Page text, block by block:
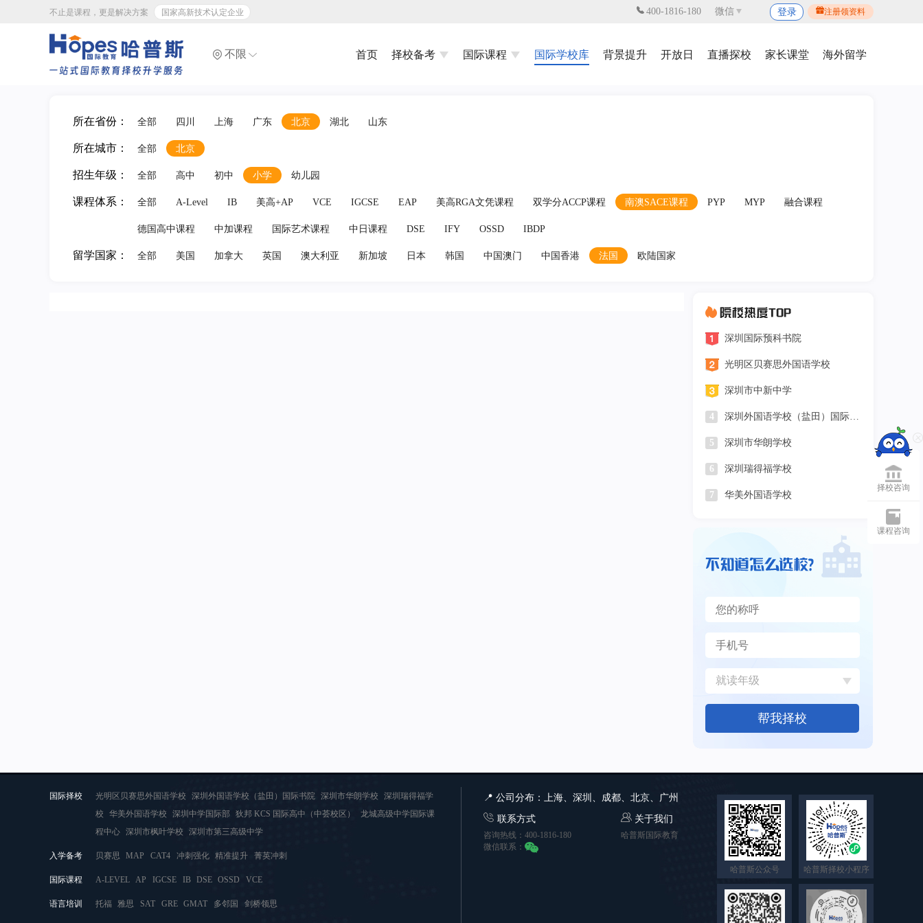
不止是课程，更是解决方案 国家高新技术认定企业 400-1816-180 微信 登录 注册领资料
不限 首页 择校备考 国际课程 国际学校库 背景提升 开放日 直播探校 家长课堂 海外留学
所在省份： 全部 四川 上海 广东 北京 湖北 山东
所在城市： 全部 北京
招生年级： 全部 高中 初中 小学 幼儿园
课程体系： 全部 A-Level IB 美高+AP VCE IGCSE EAP 美高RGA文凭课程 双学分ACCP课程 南澳SACE课程 PYP MYP 融合课程
德国高中课程 中加课程 国际艺术课程 中日课程 DSE IFY OSSD IBDP
留学国家： 全部 美国 加拿大 英国 澳大利亚 新加坡 日本 韩国 中国澳门 中国香港 法国 欧陆国家
深圳国际预科书院
光明区贝赛思外国语学校
深圳市中新中学
4
深圳外国语学校（盐田）国际书
5
深圳市华朗学校
6 深圳瑞得福学校
7 华美外国语学校
帮我择校
择校咨询
课程咨询
国际择校 光明区贝赛思外国语学校 深圳外国语学校（盐田）国际书院 深圳市华朗学校
深圳瑞得福学
校
华美外国语学校 深圳中学国际部 狄邦 KCS 国际高中（中荟校区）
龙城高级中学国际课
程中心 深圳市枫叶学校 深圳市第三高级中学
入学备考 贝赛思 MAP CAT4 冲刺强化 精准提升 菁英冲刺
国际课程 A-LEVEL AP IGCSE IB DSE OSSD VCE
语言培训 托福 雅思 SAT GRE GMAT 多邻国 剑桥领思
📍 公司分布：上海、深圳、成都、北京、广州
联系方式
咨询热线：400-1816-180
微信联系：
关于我们
哈普斯国际教育
哈普斯公众号 哈普斯择校小程序